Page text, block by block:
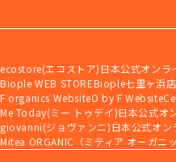
ecostore(エコストア)日本公式オンラ
Biople WEB STOREBiople七里ヶ浜
F organics WebsiteO by F Website
Me Today(ミー トゥデイ)日本公式オ
giovanni(ジョヴァンニ)日本公式オン
Mitea ORGANIC（ミティア オーガニッ